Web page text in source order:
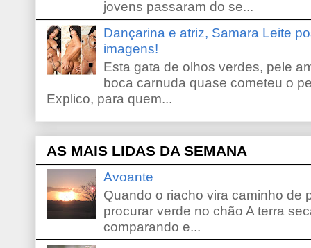
jovens passaram do se...
Dançarina e atriz, Samara Leite
imagens!
Esta gata de olhos verdes, pele
boca carnuda quase cometeu o
Explico, para quem...
AS MAIS LIDAS DA SEMANA
Avoante
Quando o riacho vira caminho de
procurar verde no chão A terra
comparando e...